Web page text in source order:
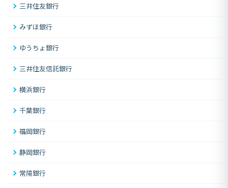
三井住友銀行
みずほ銀行
ゆうちょ銀行
三井住友信託銀行
横浜銀行
千葉銀行
福岡銀行
静岡銀行
常陽銀行